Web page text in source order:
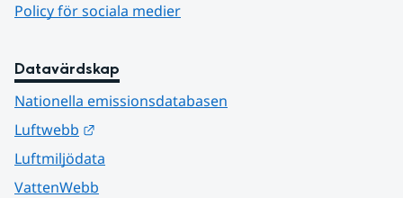
Policy för sociala medier
Datavärdskap
Nationella emissionsdatabasen
Luftwebb
Luftmiljödata
VattenWebb